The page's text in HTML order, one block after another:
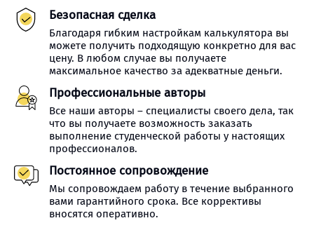
Безопасная сделка
Благодаря гибким настройкам калькулятора вы
можете получить подходящую конкретно для вас
цену. В любом случае вы получаете
максимальное качество за адекватные деньги.
Профессиональные авторы
Все наши авторы – специалисты своего дела, так
что вы получаете возможность заказать
выполнение студенческой работы у настоящих
профессионалов.
Постоянное сопровождение
Мы сопровождаем работу в течение выбранного
вами гарантийного срока. Все коррективы
вносятся оперативно.